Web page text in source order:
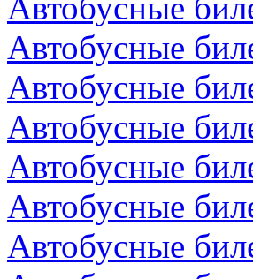
Автобусные
Автобусные
Автобусные
Автобусные
Автобусные
Автобусные